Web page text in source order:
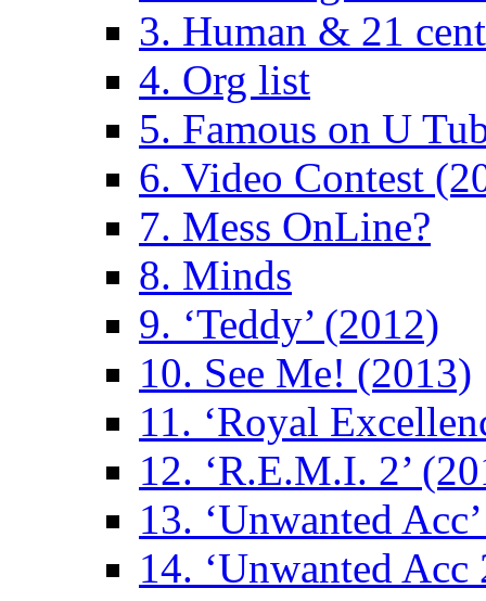
3. Human & 21
4. Org list
5. Famous on U
6. Video Contest
7. Mess OnLine?
8. Minds
9. ‘Teddy’ (2012)
10. See Me! (2013)
11. ‘Royal
12. ‘R.E.M.I. 2’
13. ‘Unwanted
14. ‘Unwanted Acc